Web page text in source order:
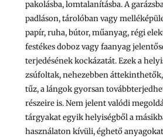
pakolásba, lomtalanításba. A
padláson, tárolóban vagy
papír, ruha, bútor, műanyag, régi
festékes doboz vagy faanyag
terjedésének kockázatát. Ezek a
zsúfoltak, nehezebben
tűz, a lángok gyorsan
részeire is. Nem jelent valódi
tárgyakat egyik helyiségből a
használaton kívüli, éghető